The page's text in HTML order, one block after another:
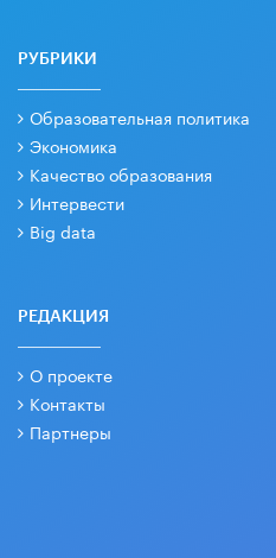
РУБРИКИ
Образовательная политика
Экономика
Качество образования
Интервести
Big data
РЕДАКЦИЯ
О проекте
Контакты
Партнеры